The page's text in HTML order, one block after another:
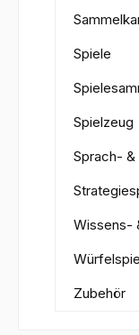
Spiele
Spielzeug
Sprach-
Wissens-
Zubehör